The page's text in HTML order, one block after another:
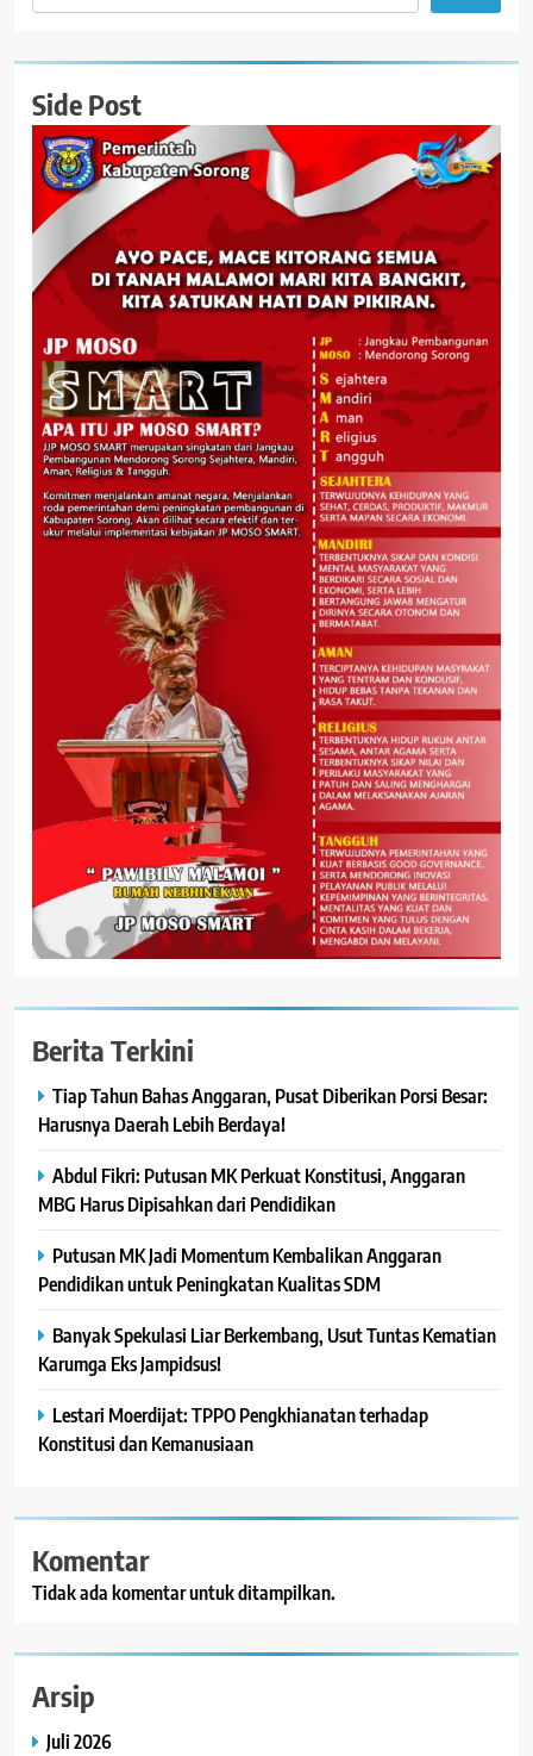
Side Post
Berita Terkini
Tiap Tahun Bahas Anggaran, Pusat Diberikan Porsi Besar:
Harusnya Daerah Lebih Berdaya!
Abdul Fikri: Putusan MK Perkuat Konstitusi, Anggaran
MBG Harus Dipisahkan dari Pendidikan
Putusan MK Jadi Momentum Kembalikan Anggaran
Pendidikan untuk Peningkatan Kualitas SDM
Banyak Spekulasi Liar Berkembang, Usut Tuntas Kematian
Karumga Eks Jampidsus!
Lestari Moerdijat: TPPO Pengkhianatan terhadap
Konstitusi dan Kemanusiaan
Komentar
Tidak ada komentar untuk ditampilkan.
Arsip
Juli 2026